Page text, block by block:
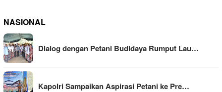
NASIONAL
Dialog dengan Petani Budidaya Rumput Lau…
Kapolri Sampaikan Aspirasi Petani ke Pre…